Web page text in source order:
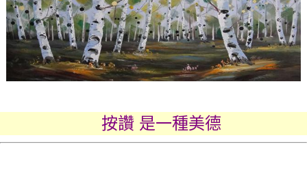
按讚 是一種美德